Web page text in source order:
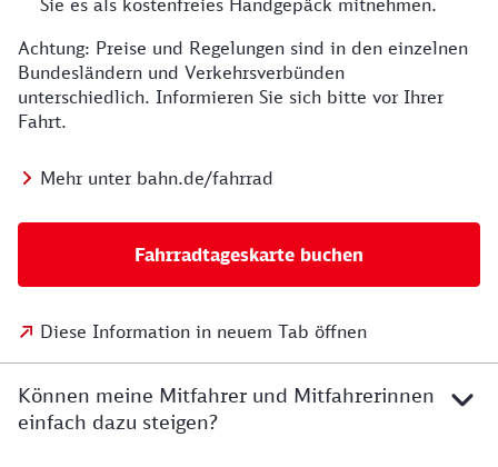
Sie es als kostenfreies Handgepäck mitnehmen.
Achtung: Preise und Regelungen sind in den einzelnen
Bundesländern und Verkehrsverbünden
unterschiedlich. Informieren Sie sich bitte vor Ihrer
Fahrt.
Mehr unter bahn.de/fahrrad
Fahrradtageskarte buchen
Diese Information in neuem Tab öffnen
Können meine Mitfahrer und Mitfahrerinnen
einfach dazu steigen?